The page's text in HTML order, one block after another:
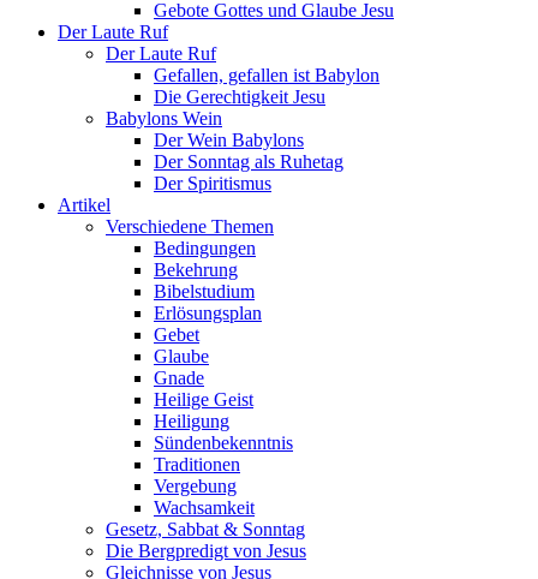
Gebote Gottes und Glaube Jesu
Der Laute Ruf
Der Laute Ruf
Gefallen, gefallen ist Babylon
Die Gerechtigkeit Jesu
Babylons Wein
Der Wein Babylons
Der Sonntag als Ruhetag
Der Spiritismus
Artikel
Verschiedene Themen
Bedingungen
Bekehrung
Bibelstudium
Erlösungsplan
Gebet
Glaube
Gnade
Heilige Geist
Heiligung
Sündenbekenntnis
Traditionen
Vergebung
Wachsamkeit
Gesetz, Sabbat & Sonntag
Die Bergpredigt von Jesus
Gleichnisse von Jesus